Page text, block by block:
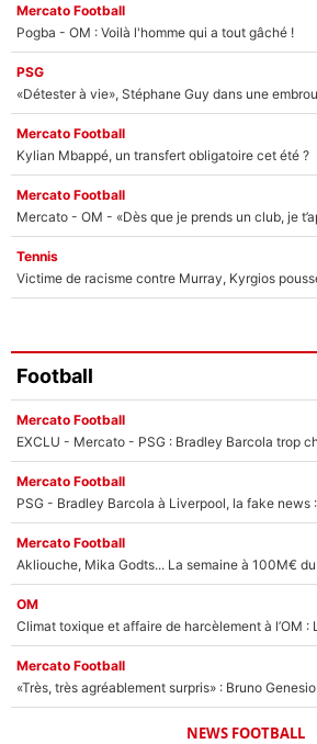
Mercato Football
Pogba - OM : Voilà l'homme qui a tout gâché !
PSG
«Détester à vie», Stéphane Guy dans une
Mercato Football
Kylian Mbappé, un transfert obligatoire cet été ?
Mercato Football
Tennis
Football
Mercato Football
EXCLU - Mercato - PSG : Bradley Barcola trop
Mercato Football
PSG - Bradley Barcola à Liverpool, la fake news
Mercato Football
OM
Mercato Football
NEWS FOOTBALL